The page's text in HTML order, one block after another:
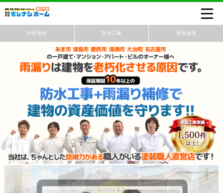
外壁塗装 防水工事 屋根修理